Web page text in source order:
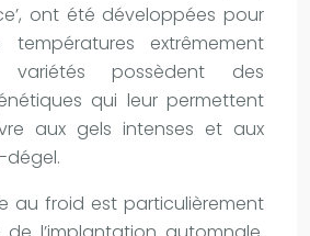
ont été développées pour
extrêmement
variétés possèdent des
qui leur permettent
aux gels intenses et aux
dégel.
au froid est particulièrement